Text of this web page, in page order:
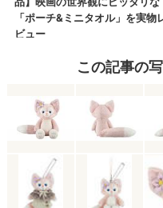
この記事の